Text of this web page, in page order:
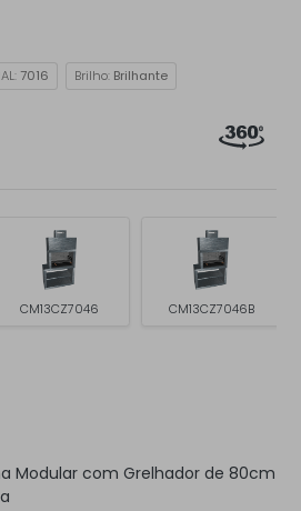
7016 Brilho: Brilhante
CM13CZ7046 CM13CZ7046B
Modular com Grelhador de 80cm